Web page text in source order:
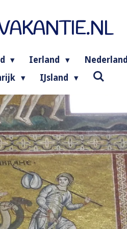
Ierland Nederland
IJsland